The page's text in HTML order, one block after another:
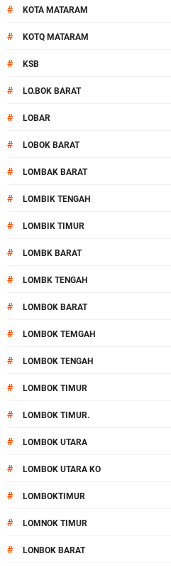
# KOTA MATARAM
# KOTQ MATARAM
# KSB
# LO.BOK BARAT
# LOBAR
# LOBOK BARAT
# LOMBAK BARAT
# LOMBIK TENGAH
# LOMBIK TIMUR
# LOMBK BARAT
# LOMBK TENGAH
# LOMBOK BARAT
# LOMBOK TEMGAH
# LOMBOK TENGAH
# LOMBOK TIMUR
# LOMBOK TIMUR.
# LOMBOK UTARA
# LOMBOK UTARA KO
# LOMBOKTIMUR
# LOMNOK TIMUR
# LONBOK BARAT